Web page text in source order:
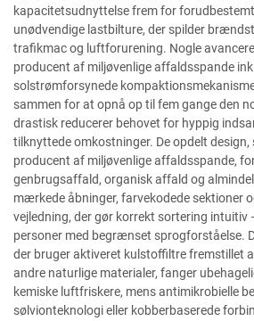
kapacitetsudnyttelse frem for
unødvendige lastbilture, der spilder
trafikmac og luftforurening. Nogle
producent af miljøvenlige affaldsspande
solstrømforsynede
sammen for at opnå op til fem gange den
drastisk reducerer behovet for hyppig
tilknyttede omkostninger. De opdelt design,
producent af miljøvenlige affaldsspande,
genbrugsaffald, organisk affald og
mærkede åbninger, farvekodede sektioner
vejledning, der gør korrekt sortering intuitiv
personer med begrænset sprogforståelse.
der bruger aktiveret kulstoffiltre fremstillet
andre naturlige materialer, fanger
kemiske luftfriskere, mens antimikrobielle
sølvionteknologi eller kobberbaserede